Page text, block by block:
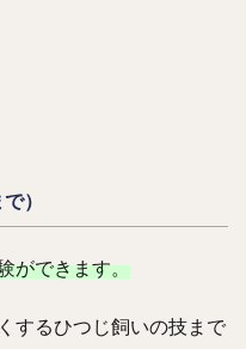
）
ができます。
するひつじ飼いの技まで